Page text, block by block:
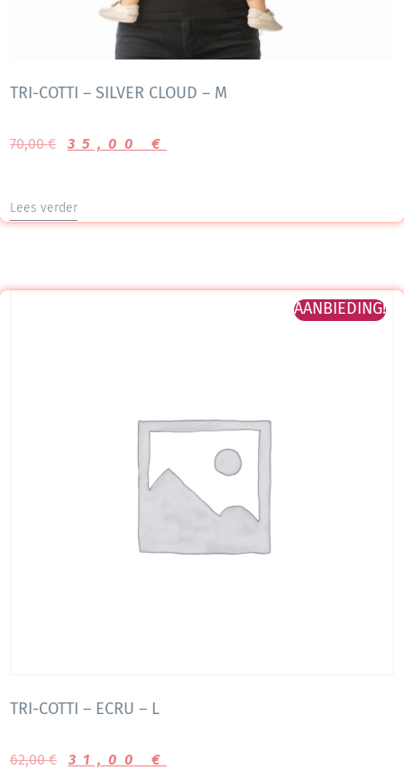
TRI-COTTI – SILVER CLOUD – M
70,00€ 35,00 €
Lees verder
AANBIEDING!
TRI-COTTI – ECRU – L
62,00€ 31,00 €